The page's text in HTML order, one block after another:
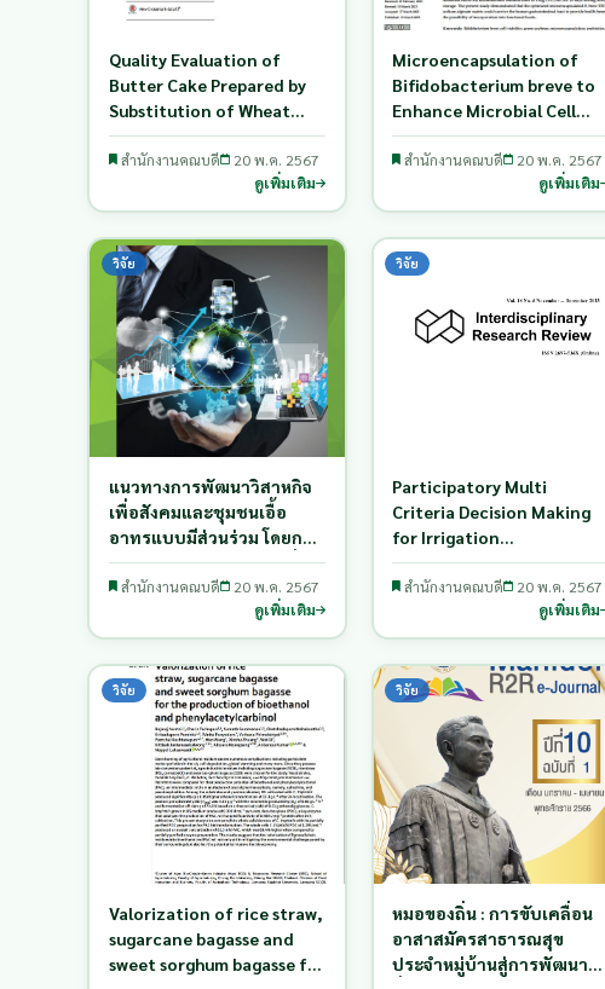
Quality Evaluation of
Butter Cake Prepared by
Substitution of Wheat
Flour with Green Soybean
(Glycine Max L.) Okara
สำนักงานคณบดี 20 พ.ค. 2567
ดูเพิ่มเติม
Microencapsulation of
Bifidobacterium breve to
Enhance Microbial Cell
Viability in Green Soybean
Yogurt
สำนักงานคณบดี
20 พ.ค. 2567
ดูเพิ่มเติม
วิจัย
แนวทางการพัฒนาวิสาหกิจ
เพื่อสังคมและชุมชนเอื้อ
อาทรแบบมีส่วนร่วม โดยกลุ่ม
คนทุกช่วงวัย ตำบลบ้านกิ่ว
อำาเภอแม่ทะ จังหวัดลำาปาง
สำนักงานคณบดี 20 พ.ค. 2567
ดูเพิ่มเติม
วิจัย
Participatory Multi
Criteria Decision Making
for Irrigation
Management Chiang Rai
Province, Thailand
สำนักงานคณบดี
20 พ.ค. 2567
ดูเพิ่มเติม
วิจัย
Valorization of rice straw,
sugarcane bagasse and
sweet sorghum bagasse for
วิจัย
หมอของถิ่น : การขับเคลื่อน
อาสาสมัครสาธารณสุข
ประจำหมู่บ้านสู่การพัฒนาที่